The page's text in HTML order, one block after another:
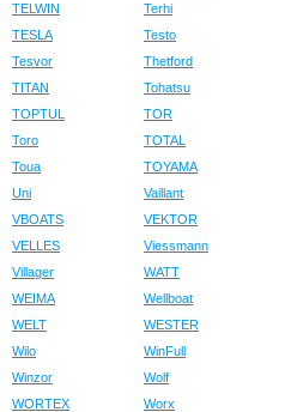
TELWIN
Terhi
TESLA
Testo
Tesvor
Thetford
TITAN
Tohatsu
TOPTUL
TOR
Toro
TOTAL
Toua
TOYAMA
Uni
Vaillant
VBOATS
VEKTOR
VELLES
Viessmann
Villager
WATT
WEIMA
Wellboat
WELT
WESTER
Wilo
WinFull
Winzor
Wolf
WORTEX
Worx